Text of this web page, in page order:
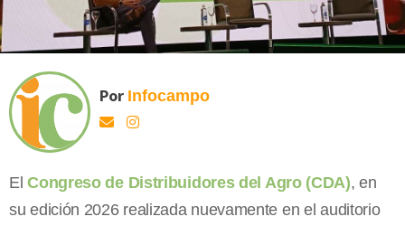
Por Infocampo
ElCongreso de Distribuidores del Agro (CDA), en
su edición 2026 realizada nuevamente en el auditorio